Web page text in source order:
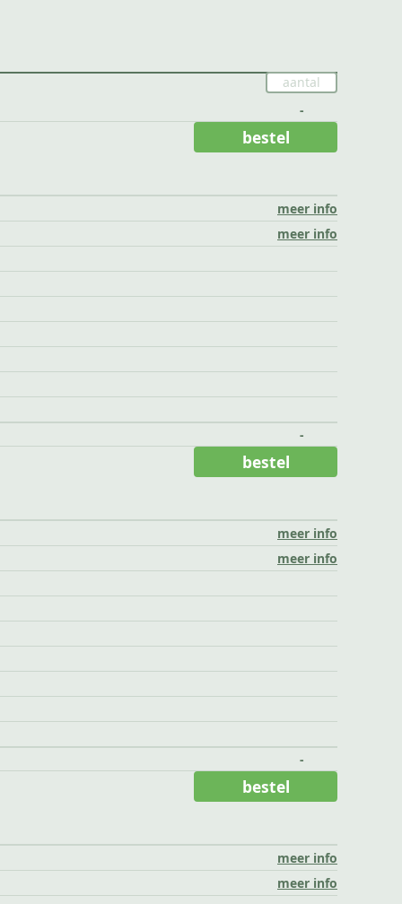
-
meer info
meer info
bestel
-
meer info
meer info
bestel
-
meer info
meer info
bestel